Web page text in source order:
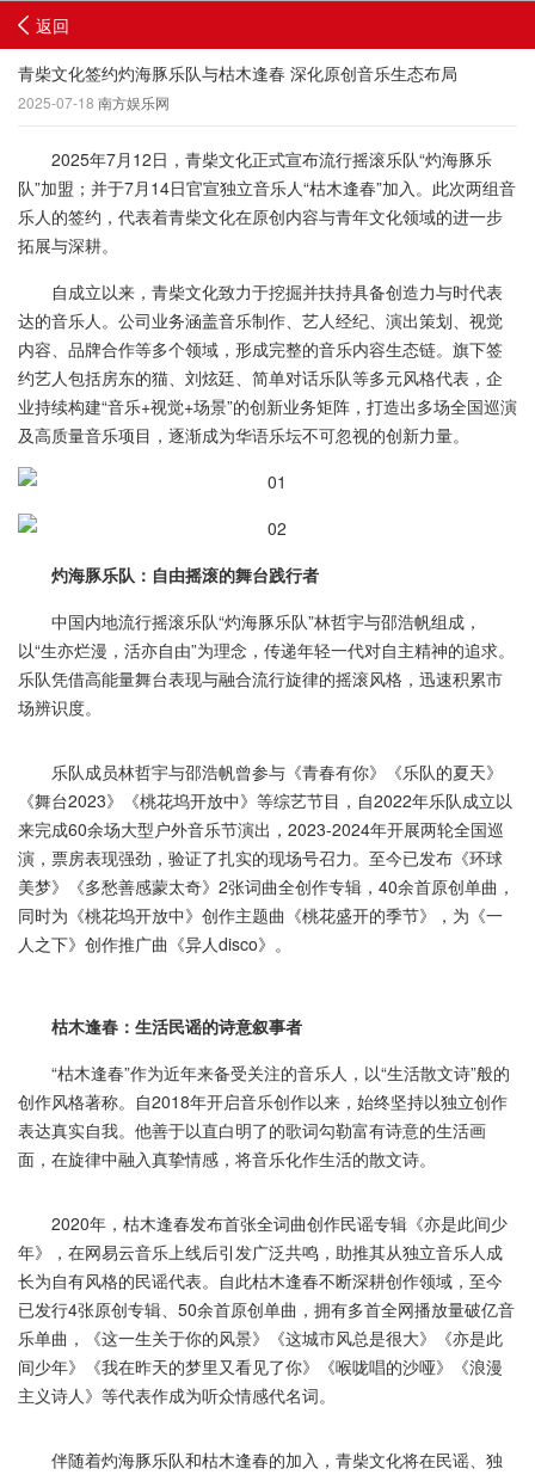
返回
青柴文化签约灼海豚乐队与枯木逢春 深化原创音乐生态布局
2025-07-18 南方娱乐网
2025年7月12日，青柴文化正式宣布流行摇滚乐队“灼海豚乐
队”加盟；并于7月14日官宣独立音乐人“枯木逢春”加入。此次两组音
乐人的签约，代表着青柴文化在原创内容与青年文化领域的进一步
拓展与深耕。
自成立以来，青柴文化致力于挖掘并扶持具备创造力与时代表
达的音乐人。公司业务涵盖音乐制作、艺人经纪、演出策划、视觉
内容、品牌合作等多个领域，形成完整的音乐内容生态链。旗下签
约艺人包括房东的猫、刘炫廷、简单对话乐队等多元风格代表，企
业持续构建“音乐+视觉+场景”的创新业务矩阵，打造出多场全国巡演
及高质量音乐项目，逐渐成为华语乐坛不可忽视的创新力量。
灼海豚乐队：自由摇滚的舞台践行者
中国内地流行摇滚乐队“灼海豚乐队”林哲宇与邵浩帆组成，
以“生亦烂漫，活亦自由”为理念，传递年轻一代对自主精神的追求。
乐队凭借高能量舞台表现与融合流行旋律的摇滚风格，迅速积累市
场辨识度。
乐队成员林哲宇与邵浩帆曾参与《青春有你》《乐队的夏天》
《舞台2023》《桃花坞开放中》等综艺节目，自2022年乐队成立以
来完成60余场大型户外音乐节演出，2023-2024年开展两轮全国巡
演，票房表现强劲，验证了扎实的现场号召力。至今已发布《环球
美梦》《多愁善感蒙太奇》2张词曲全创作专辑，40余首原创单曲，
同时为《桃花坞开放中》创作主题曲《桃花盛开的季节》，为《一
人之下》创作推广曲《异人disco》。
枯木逢春：生活民谣的诗意叙事者
“枯木逢春”作为近年来备受关注的音乐人，以“生活散文诗”般的
创作风格著称。自2018年开启音乐创作以来，始终坚持以独立创作
表达真实自我。他善于以直白明了的歌词勾勒富有诗意的生活画
面，在旋律中融入真挚情感，将音乐化作生活的散文诗。
2020年，枯木逢春发布首张全词曲创作民谣专辑《亦是此间少
年》，在网易云音乐上线后引发广泛共鸣，助推其从独立音乐人成
长为自有风格的民谣代表。自此枯木逢春不断深耕创作领域，至今
已发行4张原创专辑、50余首原创单曲，拥有多首全网播放量破亿音
乐单曲，《这一生关于你的风景》《这城市风总是很大》《亦是此
间少年》《我在昨天的梦里又看见了你》《喉咙唱的沙哑》《浪漫
主义诗人》等代表作成为听众情感代名词。
伴随着灼海豚乐队和枯木逢春的加入，青柴文化将在民谣、独